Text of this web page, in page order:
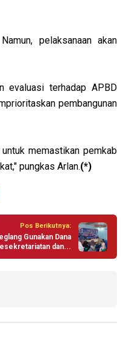
pelaksanaan akan
evaluasi terhadap APBD
pembangunan
memastikan pemkab
pungkas Arlan.(*)
Pos Berikutnya:
Gunakan Dana
dan...